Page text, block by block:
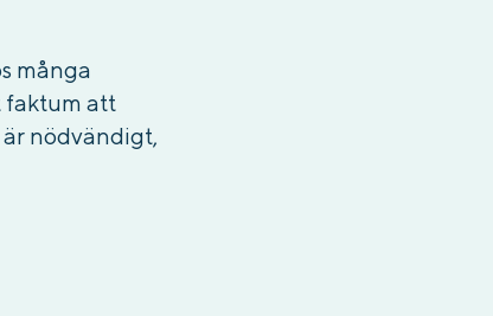
många
faktum att
nödvändigt,